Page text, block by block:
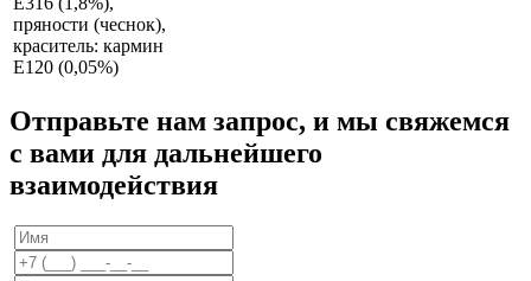
пряности (чеснок),
краситель: кармин
Е120 (0,05%)
Отправьте нам запрос, и мы свяжемся
с вами для дальнейшего
взаимодействия